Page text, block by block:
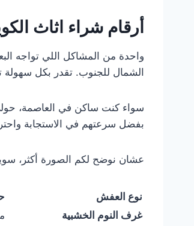
أرقام شراء اثاث
واحدة من المشاكل اللي تواجه
الشمال للجنوب. تقدر بكل سهولة
سواء كنت ساكن في العاصمة،
بفضل سرعتهم في الاستجابة
عشان نوضح لكم الصورة أكثر،
نوع العفش
غرف النوم الخشبية